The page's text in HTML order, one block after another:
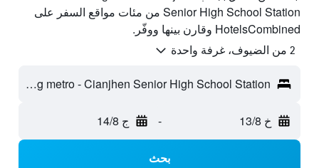
Senior High School Station من مئات مواقع السفر على
HotelsCombined وقارن بينها ووفّر.
2 من الضيوف، غرفة واحدة
Kaohsiung metro - Cianjhen Senior High School Station - مدينة كاوهسيونغ، تايوان
خ 13/8 - ج 14/8
بحث